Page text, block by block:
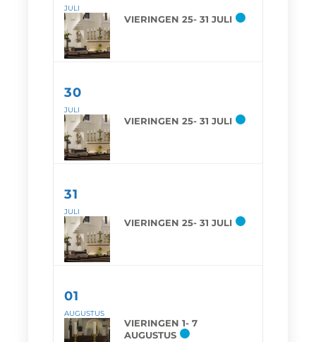
JULI
VIERINGEN 25- 31 JULI
30
JULI
VIERINGEN 25- 31 JULI
31
JULI
VIERINGEN 25- 31 JULI
01
AUGUSTUS
VIERINGEN 1- 7
AUGUSTUS